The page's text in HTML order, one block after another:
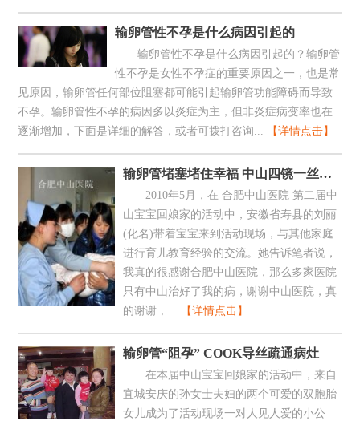
输卵管性不孕是什么病因引起的
输卵管性不孕是什么病因引起的？输卵管
性不孕是女性不孕症的重要原因之一，也是常
见原因，输卵管任何部位阻塞都可能引起输卵管功能障碍而导致
不孕。输卵管性不孕的病因多以炎症为主，但非炎症病变率也在
逐渐增加，下面是详细的解答，或者可拨打咨询...
【详情点击】
输卵管堵塞堵住幸福 中山四镜一丝通孕路
2010年5月，在 合肥中山医院 第二届中
山宝宝回娘家的活动中，安徽省寿县的刘丽
(化名)带着宝宝来到活动现场，与其他家庭
进行育儿教育经验的交流。她告诉笔者说，
我真的很感谢合肥中山医院，那么多家医院
只有中山治好了我的病，谢谢中山医院，真
的谢谢，...
【详情点击】
输卵管“阻孕” COOK导丝疏通病灶
在本届中山宝宝回娘家的活动中，来自
宜城安庆的孙女士夫妇的两个可爱的双胞胎
女儿成为了活动现场一对人见人爱的小公